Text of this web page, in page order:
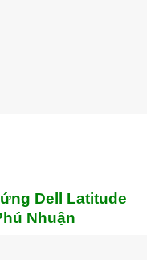
Dell Latitude
Nhuận